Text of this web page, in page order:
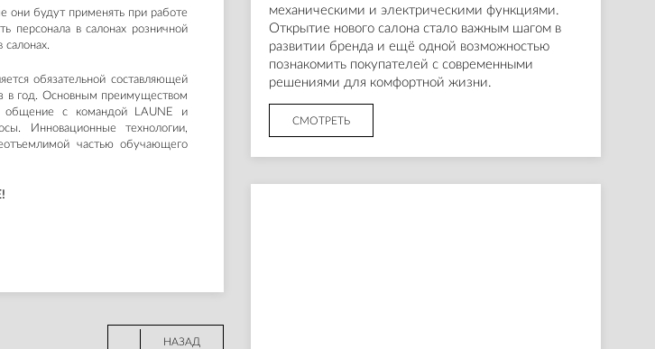
они будут применять при работе
персонала в салонах розничной
обязательной составляющей
в год. Основным преимуществом
общение с командой LAUNE и
Инновационные технологии,
частью обучающего
НАЗАД
механическими и электрическими функциями.
Открытие нового салона стало важным шагом в
развитии бренда и ещё одной возможностью
познакомить покупателей с современными
решениями для комфортной жизни.
СМОТРЕТЬ